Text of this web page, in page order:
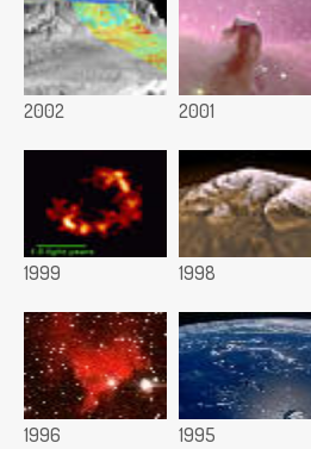
2002 2001
1999 1998
1996 1995